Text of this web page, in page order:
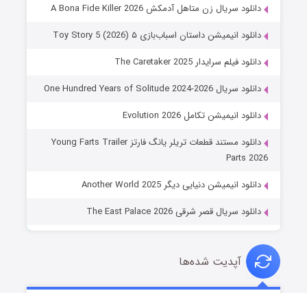
دانلود سریال زن متاهل آدمکش A Bona Fide Killer 2026
دانلود انیمیشن داستان اسباب‌بازی ۵ Toy Story 5 (2026)
دانلود فیلم سرایدار The Caretaker 2025
دانلود سریال One Hundred Years of Solitude 2024-2026
دانلود انیمیشن تکامل Evolution 2026
دانلود مستند قطعات تریلر یانگ فارتز Young Farts Trailer
Parts 2026
دانلود انیمیشن دنیایی دیگر Another World 2025
دانلود سریال قصر شرقی The East Palace 2026
آپدیت شده‌ها